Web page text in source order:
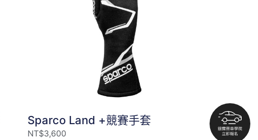
Sparco Land +競賽手套
NT$3,600